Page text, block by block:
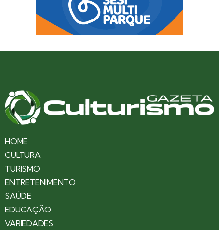
HOME
CULTURA
TURISMO
ENTRETENIMENTO
SAÚDE
EDUCAÇÃO
VARIEDADES